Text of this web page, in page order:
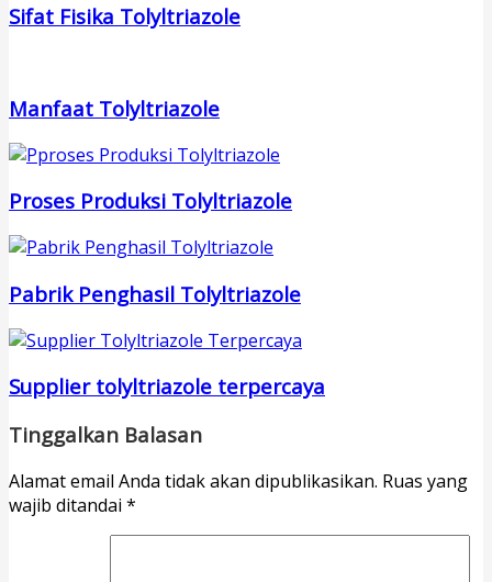
Sifat Fisika Tolyltriazole
Manfaat Tolyltriazole
Proses Produksi Tolyltriazole
Pabrik Penghasil Tolyltriazole
Supplier tolyltriazole terpercaya
Tinggalkan Balasan
Alamat email Anda tidak akan dipublikasikan. Ruas yang
wajib ditandai *